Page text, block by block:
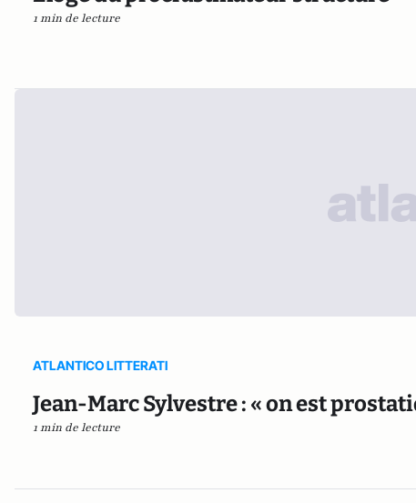
1 min de lecture
ATLANTICO LITTERATI
Jean-Marc Sylvestre : « on est
1 min de lecture